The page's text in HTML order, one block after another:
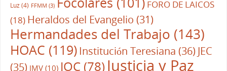
Luz(4) FFMM (3)
FORO DE LAICOS
(18) Heraldos del Evangelio (31)
Hermandades del Trabajo (143)
HOAC (119) Institución Teresiana (36) JEC
(35) JMV(10) JOC(78)Justicia y Paz